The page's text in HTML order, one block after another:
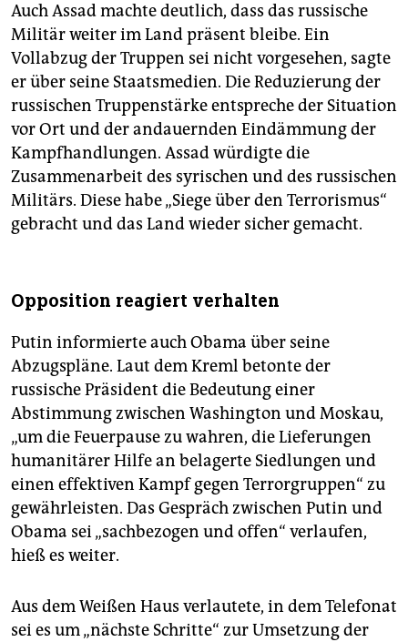
Auch Assad machte deutlich, dass das russische
Militär weiter im Land präsent bleibe. Ein
Vollabzug der Truppen sei nicht vorgesehen, sagte
er über seine Staatsmedien. Die Reduzierung der
russischen Truppenstärke entspreche der Situation
vor Ort und der andauernden Eindämmung der
Kampfhandlungen. Assad würdigte die
Zusammenarbeit des syrischen und des russischen
Militärs. Diese habe „Siege über den Terrorismus“
gebracht und das Land wieder sicher gemacht.
Opposition reagiert verhalten
Putin informierte auch Obama über seine
Abzugspläne. Laut dem Kreml betonte der
russische Präsident die Bedeutung einer
Abstimmung zwischen Washington und Moskau,
„um die Feuerpause zu wahren, die Lieferungen
humanitärer Hilfe an belagerte Siedlungen und
einen effektiven Kampf gegen Terrorgruppen“ zu
gewährleisten. Das Gespräch zwischen Putin und
Obama sei „sachbezogen und offen“ verlaufen,
hieß es weiter.
Aus dem Weißen Haus verlautete, in dem Telefonat
sei es um „nächste Schritte“ zur Umsetzung der